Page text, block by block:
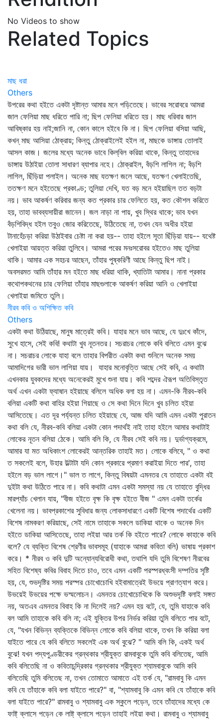
No Videos to show
Related Topics
মাছ ধরা
Others
উপরের কথা হইতে একটা দৃষ্টান্ত আমার মনে পড়িতেছে। ভাবের সরোবরে আমরা
জাল ফেলিয়া মাছ ধরিতে পারি না; ছিপ ফেলিয়া ধরিতে হয়। মাছ ধরিবার জাল
আবিষ্কার হয় নাই;জানি না, কোন কালে হইবে কি না। ছিপ ফেলিয়া বসিয়া আছি,
কখন্‌ মাছ আসিয়া ঠোক্‌রায়; কিন্তু ঠোক্‌রাইলেই হইল না, মাছকে ডাঙ্গায় তোলাই
আসল কাজ। জলের মধ্যে অনেক ভাবে কিল্‌বিল করিয়া থাকে, কিন্তু তাহাদের
ডাঙ্গায় উঠাইয়া তোলা সাধারণ ব্যাপার নহে। ঠোক্‌রাইল, বঁড়শি লাগিল না; বঁড়শি
লাগিল, ছিঁড়িয়া পলাইল। অনেক মাছ যতক্ষণ জলে আছে, যতক্ষণ খেলাইতেছি,
ততক্ষণ মনে হইতেছে প্রকাণ্ড; তুলিয়া দেখি, যত বড় মনে হইয়াছিল তত বড়টা
নয়। ভাব আকর্ষণ করিবার জন্য কত প্রকার চার ফেলিতে হয়, কত কৌশল করিতে
হয়, তাহা ভাবব্যসায়ীরা জানেন। জল নাড়া না পায়, খুব স্থির থাকে; ভাব যখন
বঁড়শিবিদ্ধ হইল তবুও জোর করিতেছে, উঠিতেছে না, তখন যেন অধীর হইয়া
টানাহেঁচড়া করিয়া উঠাইবার চেষ্টা না করা হয়-- তাহা হইলে সূতা ছিঁড়িয়া যায়-- যথেষ্ট
খেলাইয়া আয়ত্ত করিয়া তুলিবে। আমরা পরের মনঃসরোবর হইতেও মাছ তুলিয়া
থাকি। আমার এক সহচর আছেন, তাঁহার পুষ্করিণী আছে কিন্তু ছিপ নাই।
অবসরমত আমি তাঁহার মন হইতে মাছ ধরিয়া থাকি, খ্যাতিটা আমার। নানা প্রকার
কথোপকথনের চার ফেলিয়া তাঁহার মাছগুলাকে আকর্ষণ করিয়া আনি ও খেলাইয়া
খেলাইয়া জমিতে তুলি।
নীরব কবি ও অশিক্ষিত কবি
Others
একটা কথা উঠিয়াছে, মানুষ মাত্রেই কবি। যাহার মনে ভাব আছে, যে দুঃখে কাঁদে,
সুখে হাসে, সেই কবি! কথাটা খুব নূতনতর। সচরাচর লোকে কবি বলিতে এমন বুঝে
না। সচরাচর লোকে যাহা বলে তাহার বিপরীত একটা কথা শুনিলে অনেক সময়
আমাদিগের ভারী ভাল লাগিয়া যায়। যাহার মনোবৃত্তি আছে সেই কবি, এ কথাটা
এখনকার যুবকদের মধ্যে অনেকেরই মুখে শুনা যায়। কবি শব্দের ঐরূপ অতিবিস্তৃত
অর্থ এখন একটা ফ্যাষান হইয়াছে বলিলে অধিক বলা হয় না। এমন-কি নীরব-কবি
বলিয়া একটি কথা বাহির হইয়া গিয়াছে ও সে কথা দিনে দিনে খুব চলিত হইয়া
আসিতেছে। এত দূর পর্য্যন্ত চলিত হইয়াছে যে, আজ যদি আমি এমন একটা পুরাতন
কথা বলি যে, নীরব-কবি বলিয়া একটা কোন পদার্থই নাই তাহা হইলে আমার কথাটাই
লোকের নূতন বলিয়া ঠেকে। আমি বলি কি, যে নীরব সেই কবি নয়। দুর্ভাগ্যক্রমে,
আমার যা মত অধিকাংশ লোকেরই আন্তরিক তাহাই মত। লোকে বলিবে, " ও কথা
ত সকলেই বলে, উহার উল্টাটা যদি কোন প্রকারে প্রমাণ করাইয়া দিতে পার', তাহা
হইলে বড় ভাল লাগে।" ভাল ত লাগে, কিন্তু বিষয়টা এমনতর যে তাহাতে একটা বই
দুইটা কথা উঠিতে পারে না। কবি কথাটা এমন একটা সমস্যা নয় যে তাহাতে বুদ্ধির
মারপ্যাঁচ খেলান যায়, "বীজ হইতে বৃক্ষ কি বৃক্ষ হইতে বীজ " এমন একটা তর্কের
খেলেনা নয়। ভাবপ্রকাশের সুবিধার জন্য লোকসাধারণে একটি বিশেষ পদার্থের একটি
বিশেষ নামকরণ করিয়াছে, সেই নামে তাহাকে সকলে ডাকিয়া থাকে ও অনেক দিন
হইতে ডাকিয়া আসিতেছে, তাহা লইয়া আর তর্ক কি হইতে পারে? লোকে কাহাকে কবি
বলে? যে ব্যক্তি বিশেষ শ্রেণীর ভাবসমূহ (যাহাকে আমরা কবিতা বলি) ভাষায় প্রকাশ
করে। * নীরব ও কবি দুটি অন্যোন্যবিরোধী কথা, তথাপি যদি তুমি বিশেষণ নীরবের
সহিত বিশেষ্য কবির বিবাহ দিতে চাও, তবে এমন একটি পরস্পরধ্বংসী দম্পতির সৃষ্টি
হয়, যে, শুভদৃষ্টির সময় পরস্পর চোখোচোখি হইবামাত্রেই উভয়ে প্রাণত্যাগ করে।
উভয়েই উভয়ের পক্ষে ভস্মলোচন। এমনতর চোখোচোখিকে কি অশুভদৃষ্টি বলাই সঙ্গত
নয়, অতএব এমনতর বিবাহ কি না দিলেই নয়? এমন হয় বটে, যে, তুমি যাহাকে কবি
বল আমি তাহাকে কবি বলি না; এই যুক্তির উপর নির্ভর করিয়া তুমি বলিতে পার বটে,
যে, "যখন বিভিন্ন ব্যক্তিকে বিভিন্ন লোকে কবি বলিয়া থাকে, তখন কি করিয়া বলা
যাইতে পারে যে কবি বলিতে সকলেই এক অর্থ বুঝে? " আমি বলি কি, একই অর্থ
বুঝে! যখন পদ্যপুণ্ডরীকের গ্রন্থকার শ্রীযুক্ত রামবাবুকে তুমি কবি বলিতেছ, আমি
কবি বলিতেছি না ও কবিতাচন্দ্রিকার গ্রন্থকার শ্রীযুক্ত শ্যামবাবুকে আমি কবি
বলিতেছি তুমি বলিতেছ না, তখন তোমাতে আমাতে এই তর্ক যে, "রামবাবু কি এমন
কবি যে তাঁহাকে কবি বলা যাইতে পারে?" বা, "শ্যামবাবু কি এমন কবি যে তাঁহাকে কবি
বলা যাইতে পারে?" রামবাবু ও শ্যামবাবু এক স্কুলে পড়েন, তবে তাঁহাদের মধ্যে কে
ফাষ্ট্‌ ক্লাসে পড়েন কে লাষ্ট্‌ ক্লাসে পড়েন তাহাই লইয়া কথা। রামবাবু ও শ্যামবাবু